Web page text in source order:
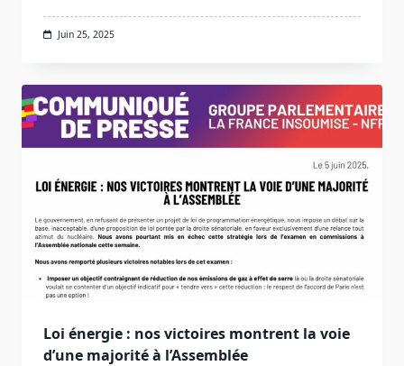
Juin 25, 2025
Loi énergie : nos victoires montrent la voie
d’une majorité à l’Assemblée